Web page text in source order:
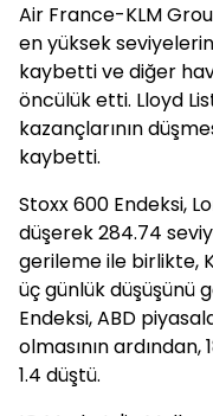
Air France-KLM
en yüksek
kaybetti ve diğer
öncülük etti. Lloyd
kazançlarının
kaybetti.
Stoxx 600 Endeksi,
düşerek 284.74
gerileme ile birlikte,
üç günlük düşüşünü
Endeksi, ABD
olmasının
1.4 düştü.